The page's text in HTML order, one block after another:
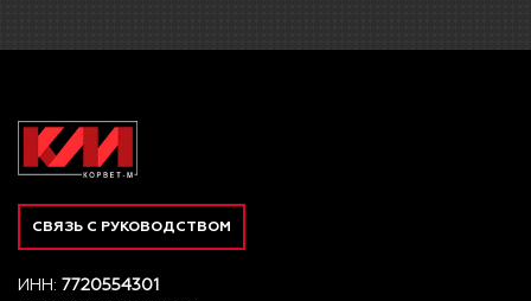
СВЯЗЬ С РУКОВОДСТВОМ
ИНН: 7720554301